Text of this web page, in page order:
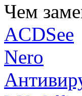
Чем
ACDSee
Nero